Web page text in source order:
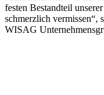
festen Bestandteil
schmerzlich vermissen“,
WISAG